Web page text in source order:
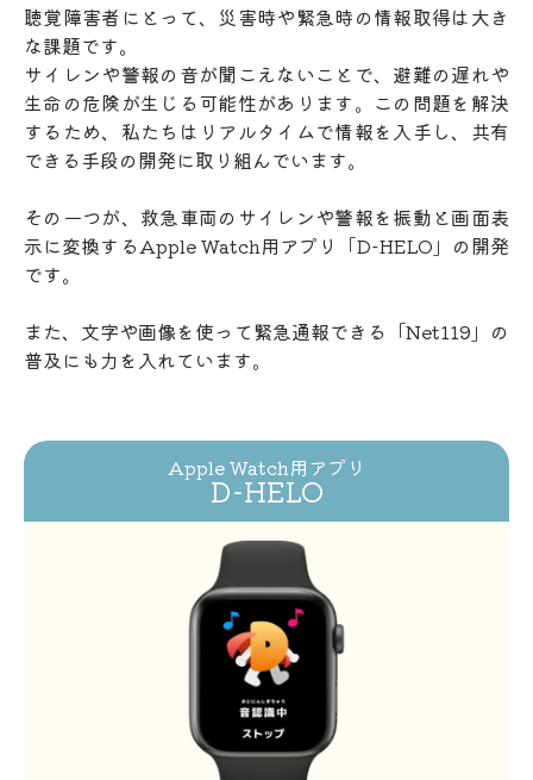
聴覚障害者にとって、災害時や緊急時の情報取得は大き
な課題です。
サイレンや警報の音が聞こえないことで、避難の遅れや
生命の危険が生じる可能性があります。この問題を解決
するため、私たちはリアルタイムで情報を入手し、共有
できる手段の開発に取り組んでいます。
その一つが、救急車両のサイレンや警報を振動と画面表
示に変換するApple Watch用アプリ「D-HELO」の開発
です。
また、文字や画像を使って緊急通報できる「Net119」の
普及にも力を入れています。
Apple Watch用アプリ
D-HELO